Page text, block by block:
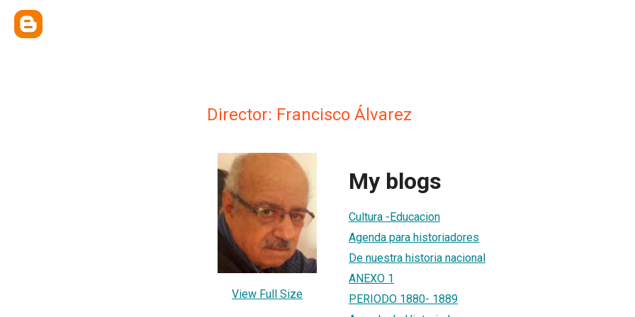
Director: Francisco Álvarez
View Full Size
My blogs
Cultura -Educacion
Agenda para historiadores
De nuestra historia nacional
ANEXO 1
PERIODO 1880- 1889